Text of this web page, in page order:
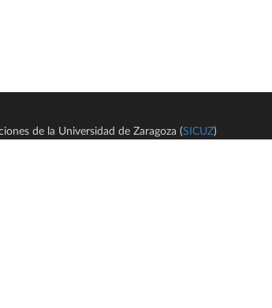
de la Universidad de Zaragoza (SICUZ)